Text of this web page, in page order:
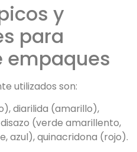
y
para
empaques
utilizados son:
diarilida (amarillo),
(verde amarillento,
azul), quinacridona (rojo).